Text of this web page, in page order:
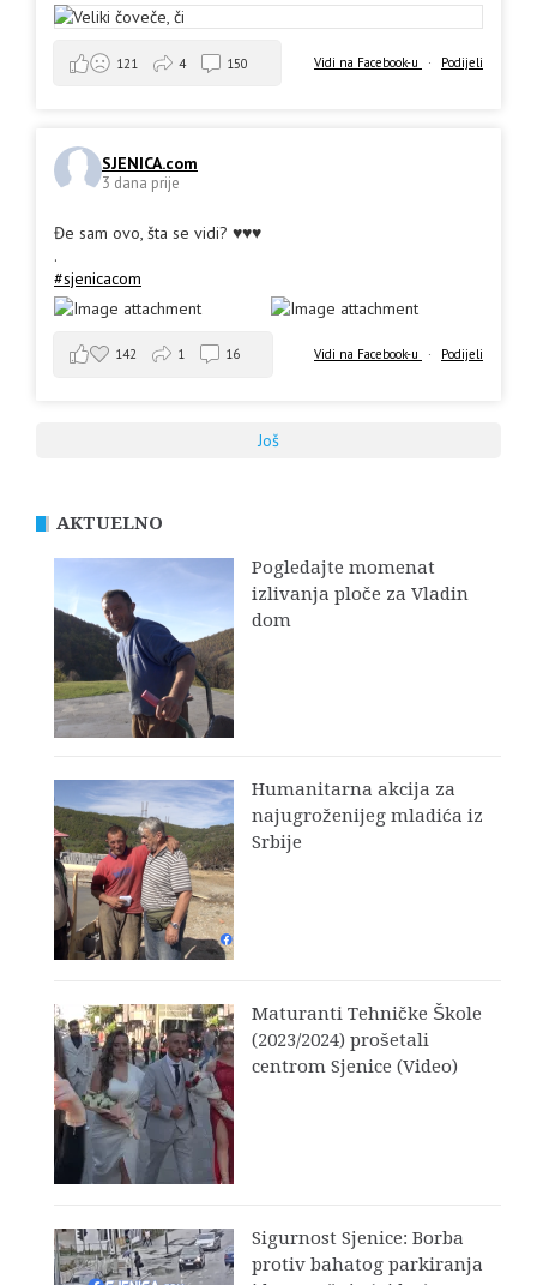
Vidi na Facebook-u · Podijeli
121 4 150
SJENICA.com
3 dana prije
Đe sam ovo, šta se vidi? ♥️♥️♥️
.
#sjenicacom
Vidi na Facebook-u · Podijeli
142 1 16
Još
AKTUELNO
Pogledajte momenat
izlivanja ploče za Vladin
dom
Humanitarna akcija za
najugroženijeg mladića iz
Srbije
Maturanti Tehničke Škole
(2023/2024) prošetali
centrom Sjenice (Video)
Sigurnost Sjenice: Borba
protiv bahatog parkiranja